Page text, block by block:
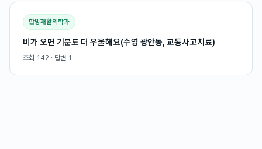
한방재활의학과
비가 오면 기분도 더 우울해요(수영 광안동, 교통사고치료)
조회 142 · 답변 1